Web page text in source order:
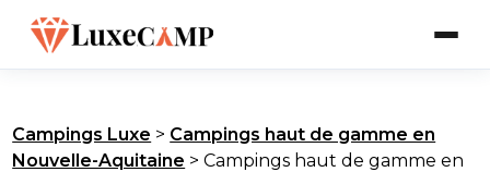
Campings Luxe > Campings haut de gamme en
Nouvelle-Aquitaine >Campings haut de gamme en